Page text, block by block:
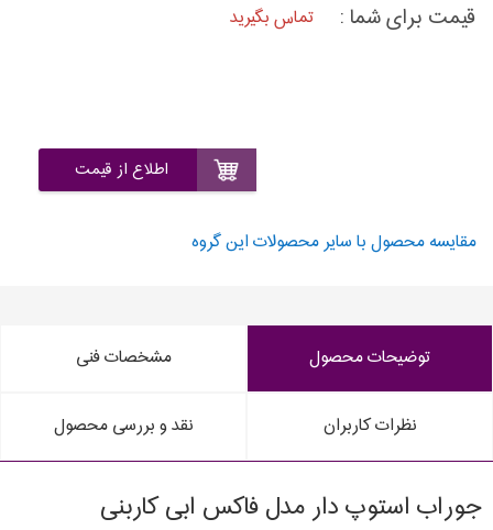
قیمت برای شما : تماس بگیرید
اطلاع از قیمت
مقایسه محصول با سایر محصولات این گروه
توضیحات محصول مشخصات فنی
نظرات کاربران نقد و بررسی محصول
جوراب استوپ دار مدل فاکس ابی کاربنی